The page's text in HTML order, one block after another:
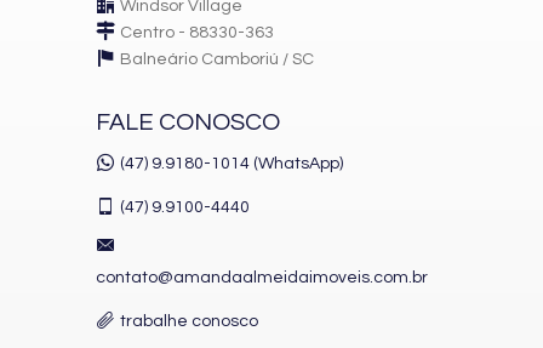
Windsor Village
Centro - 88330-363
Balneário Camboriú / SC
FALE CONOSCO
(47) 9.9180-1014 (WhatsApp)
(47) 9.9100-4440
contato@amandaalmeidaimoveis.com.br
trabalhe conosco